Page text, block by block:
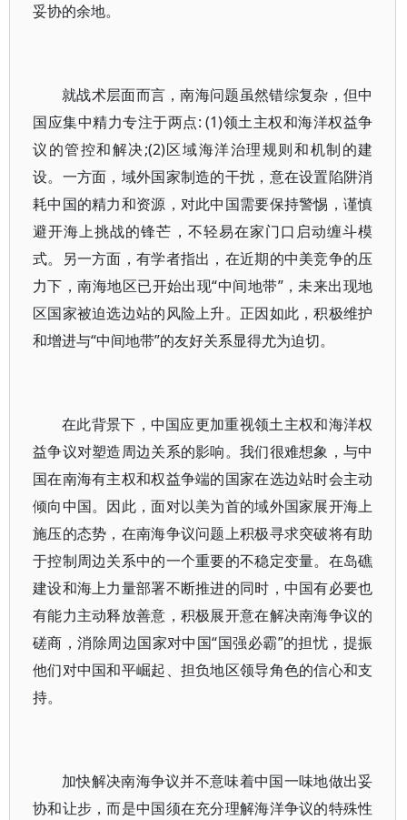
妥协的余地。
就战术层面而言，南海问题虽然错综复杂，但中
国应集中精力专注于两点: (1)领土主权和海洋权益争
议的管控和解决;(2)区域海洋治理规则和机制的建
设。一方面，域外国家制造的干扰，意在设置陷阱消
耗中国的精力和资源，对此中国需要保持警惕，谨慎
避开海上挑战的锋芒，不轻易在家门口启动缠斗模
式。另一方面，有学者指出，在近期的中美竞争的压
力下，南海地区已开始出现“中间地带”，未来出现地
区国家被迫选边站的风险上升。正因如此，积极维护
和增进与“中间地带”的友好关系显得尤为迫切。
在此背景下，中国应更加重视领土主权和海洋权
益争议对塑造周边关系的影响。我们很难想象，与中
国在南海有主权和权益争端的国家在选边站时会主动
倾向中国。因此，面对以美为首的域外国家展开海上
施压的态势，在南海争议问题上积极寻求突破将有助
于控制周边关系中的一个重要的不稳定变量。在岛礁
建设和海上力量部署不断推进的同时，中国有必要也
有能力主动释放善意，积极展开意在解决南海争议的
磋商，消除周边国家对中国“国强必霸”的担忧，提振
他们对中国和平崛起、担负地区领导角色的信心和支
持。
加快解决南海争议并不意味着中国一味地做出妥
协和让步，而是中国须在充分理解海洋争议的特殊性